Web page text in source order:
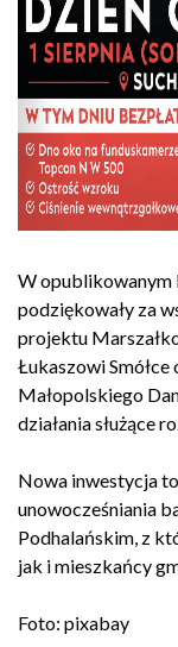
W opublikowanym
podziękowały za
projektu
Łukaszowi
Małopolskiego
działania służące
Nowa inwestycja
unowocześniania
Podhalańskim, z
jak i mieszkańcy
Foto: pixabay